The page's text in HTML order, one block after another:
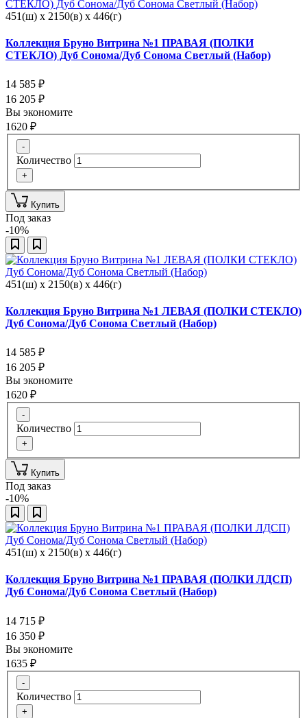
451(ш) x 2150(в) x 446(г)
Коллекция Бруно Витрина №1 ПРАВАЯ (ПОЛКИ
СТЕКЛО) Дуб Сонома/Дуб Сонома Светлый (Набор)
14 585 ₽
16 205 ₽
Вы экономите
1620 ₽
-
Количество
+
Купить
Под заказ
-10%
451(ш) x 2150(в) x 446(г)
Коллекция Бруно Витрина №1 ЛЕВАЯ (ПОЛКИ СТЕКЛО)
Дуб Сонома/Дуб Сонома Светлый (Набор)
14 585 ₽
16 205 ₽
Вы экономите
1620 ₽
-
Количество
+
Купить
Под заказ
-10%
451(ш) x 2150(в) x 446(г)
Коллекция Бруно Витрина №1 ПРАВАЯ (ПОЛКИ ЛДСП)
Дуб Сонома/Дуб Сонома Светлый (Набор)
14 715 ₽
16 350 ₽
Вы экономите
1635 ₽
-
Количество
+